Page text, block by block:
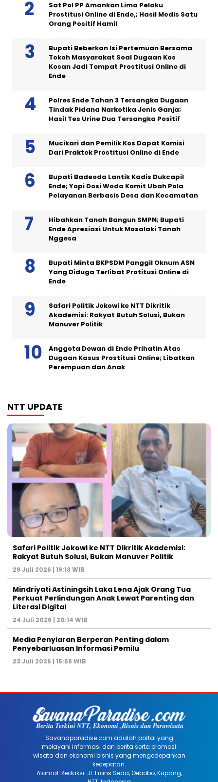
Sat Pol PP Amankan Lima Pelaku
Prostitusi Online di Ende,; Hasil Medis Satu
Orang Positif Hamil
Bupati Beberkan Isi Pertemuan Bersama
Tokoh Masyarakat Soal Dugaan Kos
Kosan Jadi Tempat Prostitusi Online di
Ende
Polres Ende Tahan 3 Tersangka Dugaan
Tindak Pidana Narkotika Jenis Ganja;
Hasil Tes Urine Dua Tersangka Positif
Mucikari dan Pemilik Kos Dapat Komisi
Dari Praktek Prostitusi Online di Ende
Bupati Badeoda Lantik Kadis Dukcapil
Ende; Yopi Dosi Woda Komit Ubah Pola
Pelayanan Berbasis Desa dan Kecamatan
Hibahkan Tanah Bangun SMPN; Bupati
Ende Apresiasi Untuk Mosalaki Tanah
Nggesa
Bupati Minta BKPSDM Panggil Oknum ASN
Yang Diduga Terlibat Protitusi Online di
Ende
Safari Politik Jokowi ke NTT Dikritik
Akademisi: Rakyat Butuh Solusi, Bukan
Manuver Politik
Anggota Dewan di Ende Prihatin Atas
Dugaan Kasus Prostitusi Online; Libatkan
Perempuan dan Anak
NTT UPDATE
Safari Politik Jokowi ke NTT Dikritik Akademisi:
Rakyat Butuh Solusi, Bukan Manuver Politik
29 Juli 2026 | 19:13 WIB
Mindriyati Astiningsih Laka Lena Ajak Orang Tua
Perkuat Perlindungan Anak Lewat Parenting dan
Literasi Digital
24 Juli 2026 | 20:14 WIB
Media Penyiaran Berperan Penting dalam
Penyebarluasan Informasi Pemilu
23 Juli 2026 | 15:58 WIB
Savanaparadise.com adalah portal yang
melayani informasi dan berita serta promosi
wisata dan ekonomi bisnis yang mengedepankan
kecepatan.
Alamat Redaksi: Jl. Frans Seda, Oebobo, Kupang,